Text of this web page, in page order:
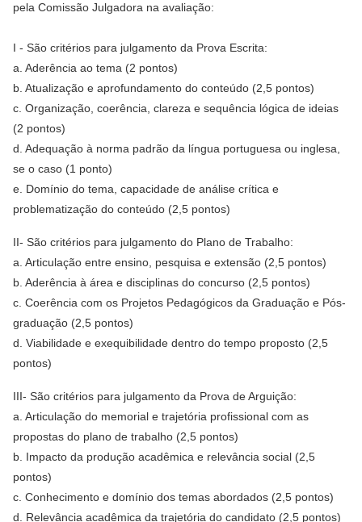
pela Comissão Julgadora na avaliação:
I - São critérios para julgamento da Prova Escrita:
a. Aderência ao tema (2 pontos)
b. Atualização e aprofundamento do conteúdo (2,5 pontos)
c. Organização, coerência, clareza e sequência lógica de ideias
(2 pontos)
d. Adequação à norma padrão da língua portuguesa ou inglesa,
se o caso (1 ponto)
e. Domínio do tema, capacidade de análise crítica e
problematização do conteúdo (2,5 pontos)
II- São critérios para julgamento do Plano de Trabalho:
a. Articulação entre ensino, pesquisa e extensão (2,5 pontos)
b. Aderência à área e disciplinas do concurso (2,5 pontos)
c. Coerência com os Projetos Pedagógicos da Graduação e Pós-
graduação (2,5 pontos)
d. Viabilidade e exequibilidade dentro do tempo proposto (2,5
pontos)
III- São critérios para julgamento da Prova de Arguição:
a. Articulação do memorial e trajetória profissional com as
propostas do plano de trabalho (2,5 pontos)
b. Impacto da produção acadêmica e relevância social (2,5
pontos)
c. Conhecimento e domínio dos temas abordados (2,5 pontos)
d. Relevância acadêmica da trajetória do candidato (2,5 pontos)